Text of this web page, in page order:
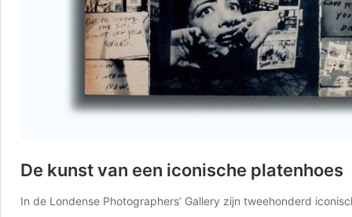
De kunst van een iconische platenhoes
In de Londense Photographers’ Gallery zijn tweehonderd